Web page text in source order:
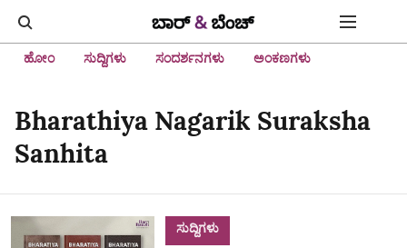
ಹೋಂ ಸುದ್ದಿಗಳು ಸಂದರ್ಶನಗಳು ಅಂಕಣಗಳು
Bharathiya Nagarik Suraksha
Sanhita
ಸುದ್ದಿಗಳು